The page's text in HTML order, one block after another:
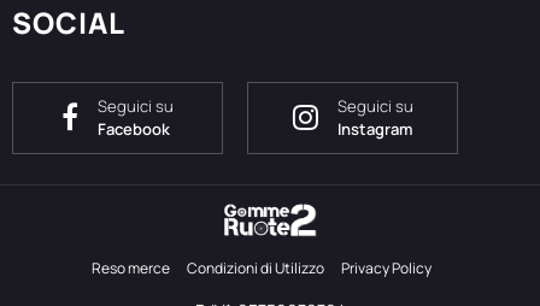
SOCIAL
Seguici su
Facebook
Seguici su
Instagram
Reso merce Condizioni di Utilizzo Privacy Policy